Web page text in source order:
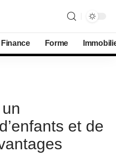
Finance Forme
et de